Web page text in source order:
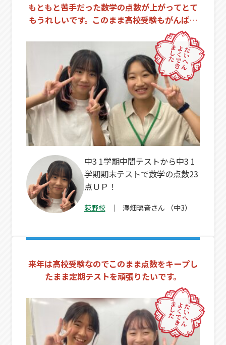
もともと苦手だった数学の点数が上がってとて
もうれしいです。このまま高校受験もがんばり
中3 1学期中間テストから中3 1
学期期末テストで数学の点数23
点ＵＰ！
荻野校 澤畑璃音さん （中3）
来年は高校受験なのでこのまま点数をキープし
たまま定期テストを頑張りたいです。